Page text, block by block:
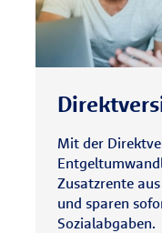
Mit der
Zusatzrente
und sparen
Sozialabgaben.